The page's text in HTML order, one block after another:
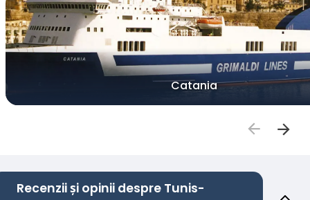
Catania
Recenzii și opinii despre Tunis-